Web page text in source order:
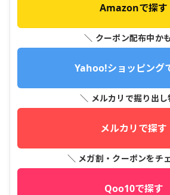
Amazonで探す
＼ クーポン配布中か
Yahoo!ショッピング
＼ メルカリで掘り出し
メルカリで探す
＼ メガ割・クーポンをチ
Qoo10で探す